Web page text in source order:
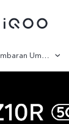
Gambaran Umum
Parameter